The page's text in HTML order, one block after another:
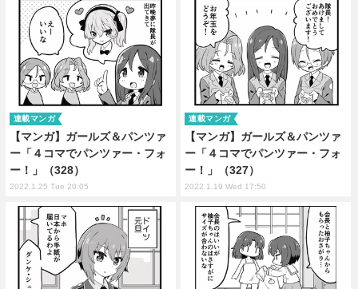
【マンガ】ガールズ＆パンツァ
ー「４コマでパンツァー・フォ
ー！」（328）
連載マンガ
2022.1.25 Tue 20:05
【マンガ】ガールズ＆パンツァ
ー「４コマでパンツァー・フォ
ー！」（327）
連載マンガ
2022.1.19 Wed 17:50